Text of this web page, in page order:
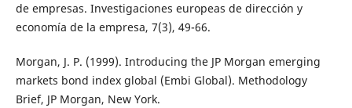
de empresas. Investigaciones europeas de dirección y
economía de la empresa, 7(3), 49-66.
Morgan, J. P. (1999). Introducing the JP Morgan emerging
markets bond index global (Embi Global). Methodology
Brief, JP Morgan, New York.